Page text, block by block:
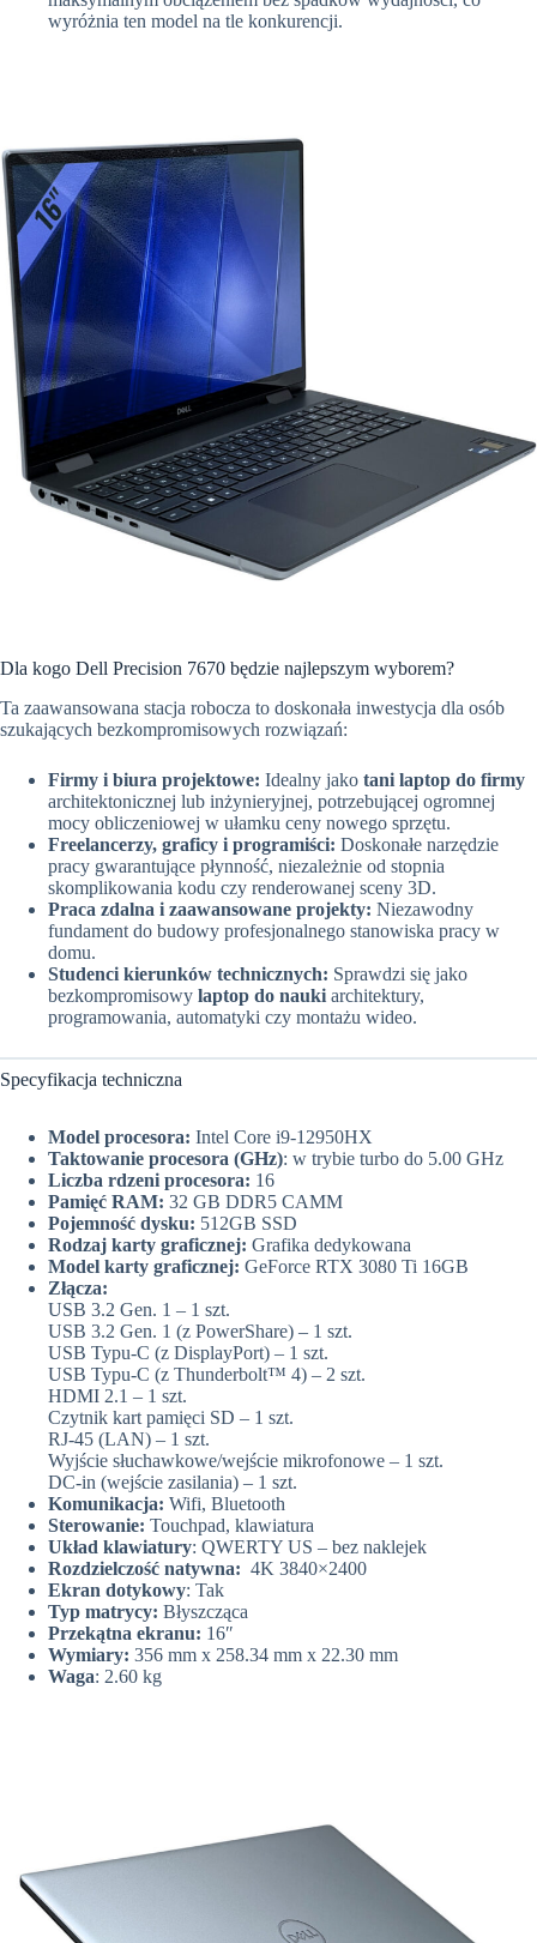
wyróżnia ten model na tle konkurencji.
Dla kogo Dell Precision 7670 będzie najlepszym wyborem?
Ta zaawansowana stacja robocza to doskonała inwestycja dla osób
szukających bezkompromisowych rozwiązań:
Firmy i biura projektowe: Idealny jako tani laptop do firmy
architektonicznej lub inżynieryjnej, potrzebującej ogromnej
mocy obliczeniowej w ułamku ceny nowego sprzętu.
Freelancerzy, graficy i programiści: Doskonałe narzędzie
pracy gwarantujące płynność, niezależnie od stopnia
skomplikowania kodu czy renderowanej sceny 3D.
Praca zdalna i zaawansowane projekty: Niezawodny
fundament do budowy profesjonalnego stanowiska pracy w
domu.
Studenci kierunków technicznych: Sprawdzi się jako
bezkompromisowy laptop do nauki architektury,
programowania, automatyki czy montażu wideo.
Specyfikacja techniczna
Model procesora: Intel Core i9-12950HX
Taktowanie procesora (GHz): w trybie turbo do 5.00 GHz
Liczba rdzeni procesora: 16
Pamięć RAM: 32 GB DDR5 CAMM
Pojemność dysku: 512GB SSD
Rodzaj karty graficznej: Grafika dedykowana
Model karty graficznej: GeForce RTX 3080 Ti 16GB
Złącza:
USB 3.2 Gen. 1 – 1 szt.
USB 3.2 Gen. 1 (z PowerShare) – 1 szt.
USB Typu-C (z DisplayPort) – 1 szt.
USB Typu-C (z Thunderbolt™ 4) – 2 szt.
HDMI 2.1 – 1 szt.
Czytnik kart pamięci SD – 1 szt.
RJ-45 (LAN) – 1 szt.
Wyjście słuchawkowe/wejście mikrofonowe – 1 szt.
DC-in (wejście zasilania) – 1 szt.
Komunikacja: Wifi, Bluetooth
Sterowanie: Touchpad, klawiatura
Układ klawiatury: QWERTY US – bez naklejek
Rozdzielczość natywna: 4K 3840×2400
Ekran dotykowy: Tak
Typ matrycy: Błyszcząca
Przekątna ekranu: 16″
Wymiary: 356 mm x 258.34 mm x 22.30 mm
Waga: 2.60 kg